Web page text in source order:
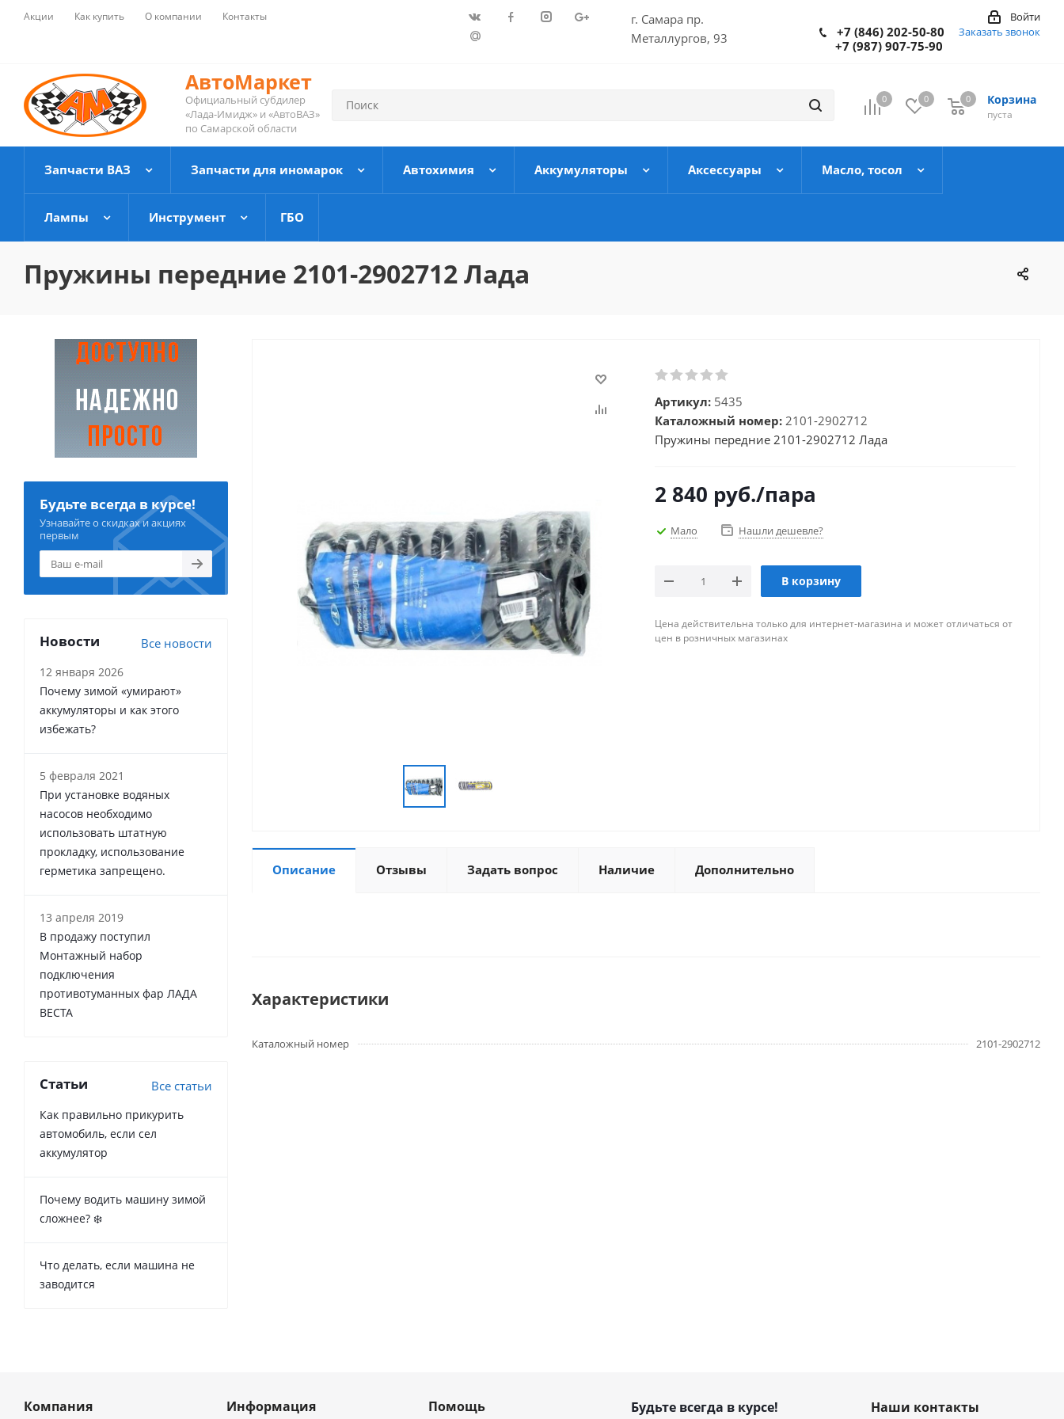
Акции Как купить О компании Контакты
г. Самара пр.
Металлургов, 93
Войти
+7 (846) 202-50-80
+7 (987) 907-75-90
Заказать звонок
АвтоМаркет
Официальный субдилер
«Лада-Имидж» и «АвтоВАЗ»
по Самарской области
0 0 Корзина
пуста
0
Запчасти ВАЗ Запчасти для иномарок Автохимия Аккумуляторы Аксессуары Масло, тосол
Лампы Инструмент ГБО
Пружины передние 2101-2902712 Лада
Артикул: 5435
Каталожный номер: 2101-2902712
Пружины передние 2101-2902712 Лада
2 840 руб./пара
Мало Нашли дешевле?
В корзину
Цена действительна только для интернет-магазина и может отличаться от
цен в розничных магазинах
Описание Отзывы Задать вопрос Наличие Дополнительно
Характеристики
Каталожный номер 2101-2902712
Будьте всегда в курсе!
Узнавайте о скидках и акциях
первым
Новости Все новости
12 января 2026
Почему зимой «умирают»
аккумуляторы и как этого
избежать?
5 февраля 2021
При установке водяных
насосов необходимо
использовать штатную
прокладку, использование
герметика запрещено.
13 апреля 2019
В продажу поступил
Монтажный набор
подключения
противотуманных фар ЛАДА
ВЕСТА
Статьи Все статьи
Как правильно прикурить
автомобиль, если сел
аккумулятор
Почему водить машину зимой
сложнее? ❄️
Что делать, если машина не
заводится
Компания Информация Помощь Будьте всегда в курсе! Наши контакты